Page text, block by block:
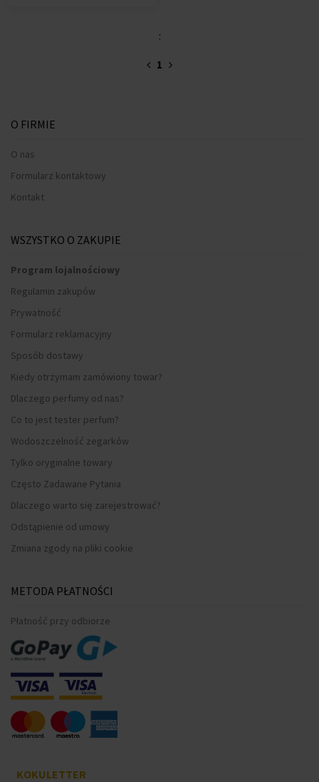
:
1
O FIRMIE
O nas
Formularz kontaktowy
Kontakt
WSZYSTKO O ZAKUPIE
Program lojalnościowy
Regulamin zakupów
Prywatność
Formularz reklamacyjny
Sposób dostawy
Kiedy otrzymam zamówiony towar?
Dlaczego perfumy od nas?
Co to jest tester perfum?
Wodoszczelność zegarków
Tylko oryginalne towary
Często Zadawane Pytania
Dlaczego warto się zarejestrować?
Odstąpienie od umowy
Zmiana zgody na pliki cookie
METODA PŁATNOŚCI
Płatność przy odbiorze
KOKULETTER